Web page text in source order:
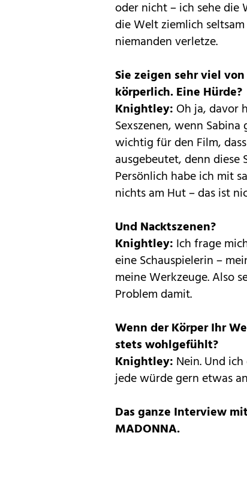
oder nicht – ich sehe die
die Welt ziemlich
niemanden verletze.
Sie zeigen sehr viel
körperlich. Eine Hürde?
Knightley: Oh ja, davor
Sexszenen, wenn
wichtig für den Film,
ausgebeutet, denn diese
Persönlich habe ich mit
nichts am Hut – das ist
Und Nacktszenen?
Knightley: Ich frage
eine Schauspielerin –
meine Werkzeuge. Also
Problem damit.
Wenn der Körper Ihr
stets wohlgefühlt?
Knightley: Nein. Und
jede würde gern etwas
Das ganze Interview
MADONNA.